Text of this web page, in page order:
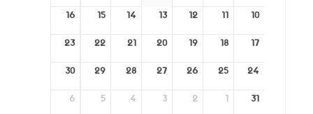
10
11
12
13
14
15
16
17
18
19
20
21
22
23
24
25
26
27
28
29
30
31
1
2
3
4
5
6